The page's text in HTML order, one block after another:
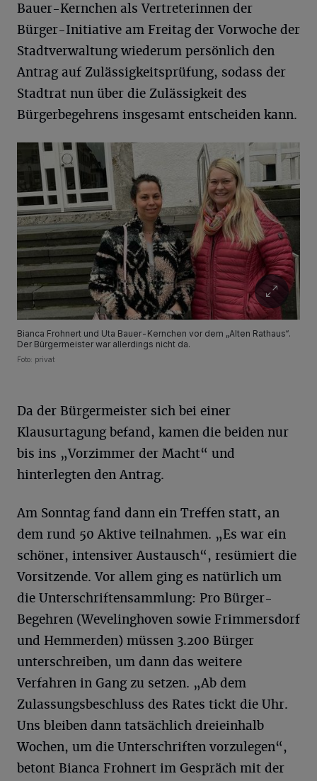
Bauer-Kernchen als Vertreterinnen der
Bürger-Initiative am Freitag der Vorwoche der
Stadtverwaltung wiederum persönlich den
Antrag auf Zulässigkeitsprüfung, sodass der
Stadtrat nun über die Zulässigkeit des
Bürgerbegehrens insgesamt entscheiden kann.
Bianca Frohnert und Uta Bauer-Kernchen vor dem „Alten Rathaus“.
Der Bürgermeister war allerdings nicht da.
Foto: privat
Da der Bürgermeister sich bei einer
Klausurtagung befand, kamen die beiden nur
bis ins „Vorzimmer der Macht“ und
hinterlegten den Antrag.
Am Sonntag fand dann ein Treffen statt, an
dem rund 50 Aktive teilnahmen. „Es war ein
schöner, intensiver Austausch“, resümiert die
Vorsitzende. Vor allem ging es natürlich um
die Unterschriftensammlung: Pro Bürger-
Begehren (Wevelinghoven sowie Frimmersdorf
und Hemmerden) müssen 3.200 Bürger
unterschreiben, um dann das weitere
Verfahren in Gang zu setzen. „Ab dem
Zulassungsbeschluss des Rates tickt die Uhr.
Uns bleiben dann tatsächlich dreieinhalb
Wochen, um die Unterschriften vorzulegen“,
betont Bianca Frohnert im Gespräch mit der